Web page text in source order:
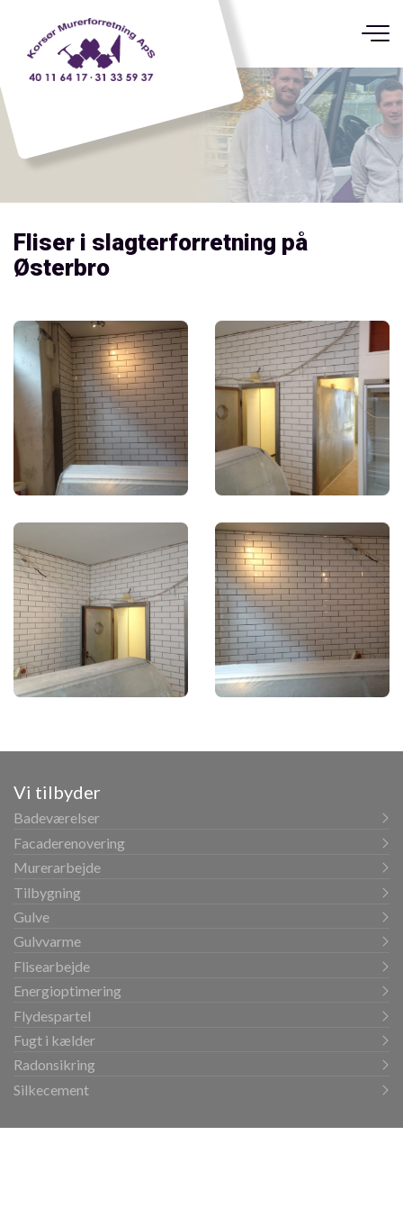
hovedindhold
Fliser i slagterforretning på
Østerbro
Vi tilbyder
Badeværelser
Facaderenovering
Murerarbejde
Tilbygning
Gulve
Gulvvarme
Flisearbejde
Energioptimering
Flydespartel
Fugt i kælder
Radonsikring
Silkecement